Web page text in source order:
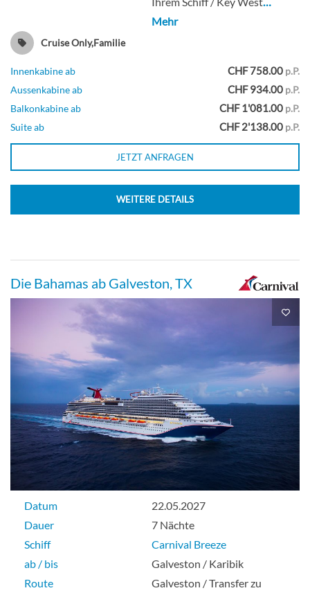
Kabine mit Meerblick-[6A]
Deck 2
Aussenkabine
Aussenkabine
Deluxe-Meerblickkabine-[6M]
Deck 2
Aussenkabine
Deluxe-Meerblickkabine-[6N]
Deck 1
Mehr
Cruise Only,Familie
Innenkabine ab CHF 758.00 p.P.
Aussenkabine ab
CHF 934.00 p.P.
Balkonkabine ab
CHF 1'081.00 p.P.
Suite ab
CHF 2'138.00 p.P.
JETZT ANFRAGEN
WEITERE DETAILS
Die Bahamas ab Galveston, TX
Datum
22.05.2027
Dauer
7 Nächte
Schiff
Carnival Breeze
ab / bis
Galveston / Karibik
Route
Galveston / Transfer zu